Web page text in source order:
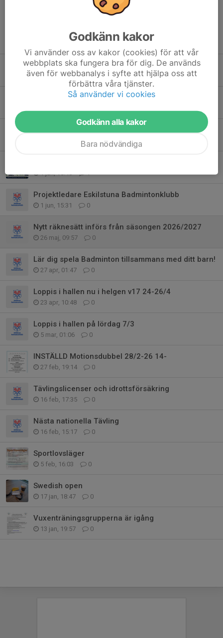
Tidigare nyheter
Träningsgrupper Höst 2026
2 aug, 08:00 0
Medlemsspel måndagar
1 jun, 15:46 1
Projektledare Eskilstuna Badmintonklubb
1 jun, 15:31 0
Nytt räknesätt införs från säsongen 2026/2027
26 maj, 09:57 0
Lär dig spela Badminton tillsammans med ditt barn!
27 apr, 01:47 0
Loppis i hallen nu i helgen v17 24-26/4
23 apr, 10:48 0
Loppis i hallen på lördag 7/3
5 mar, 01:06 0
INSTÄLLD Motionsdubbel 28/2-26 14-
27 feb, 19:14 0
Tävlingslicenser och idrottsförsäkring
16 feb, 17:35 0
Nästa nationella Tävling
16 feb, 15:17 0
Sportlovsläger
5 feb, 16:03 0
Swedish open
17 jan, 18:47 0
Vuxenträningsgrupperna är igång
13 jan, 19:57 0
Godkänn kakor
Vi använder oss av kakor (cookies) för att vår
webbplats ska fungera bra för dig. De används
även för webbanalys i syfte att hjälpa oss att
förbättra våra tjänster.
Så använder vi cookies
Godkänn alla kakor
Bara nödvändiga